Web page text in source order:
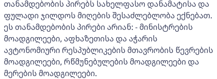
თანამდებობის პირებს სახელფასო დანამატისა და
ფულადი ჯილდოს მიღების შესაძლებლობა ექნებათ.
ეს თანამდებობის პირები არიან: - მინისტრების
მოადგილეები, აფხაზეთისა და აჭარის
ავტონომიური რესპუბლიკების მთავრობის წევრების
მოადგილეები, რწმუნებულების მოადგილეები და
მერების მოადგილეები.